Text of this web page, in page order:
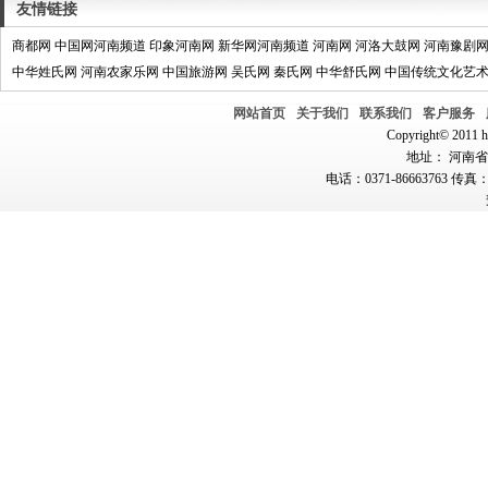
友情链接
商都网 中国网河南频道 印象河南网 新华网河南频道 河南网 河洛大鼓网 河南豫剧网
中华姓氏网 河南农家乐网 中国旅游网 吴氏网 秦氏网 中华舒氏网 中国传统文化艺
网站首页 关于我们 联系我们 客户服务
Copyright© 2011
地址： 河南
电话：0371-86663763 传真